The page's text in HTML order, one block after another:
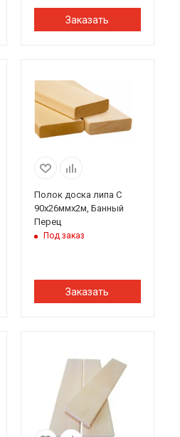
Заказать
Полок доска липа С
90х26ммх2м, Банный
Перец
Под заказ
Заказать